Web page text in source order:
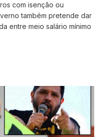
com isenção ou
também pretende dar
entre meio salário mínimo